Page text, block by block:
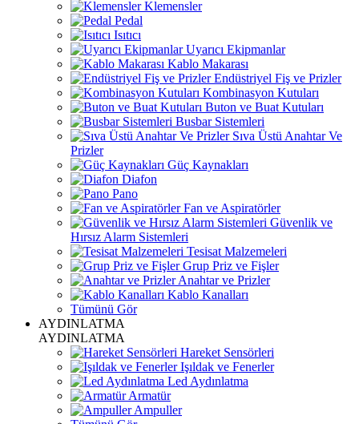
Klemensler
Pedal
Isıtıcı
Uyarıcı Ekipmanlar
Kablo Makarası
Endüstriyel Fiş ve Prizler
Kombinasyon Kutuları
Buton ve Buat Kutuları
Busbar Sistemleri
Sıva Üstü Anahtar Ve
Prizler
Güç Kaynakları
Diafon
Pano
Fan ve Aspiratörler
Güvenlik ve
Hırsız Alarm Sistemleri
Tesisat Malzemeleri
Grup Priz ve Fişler
Anahtar ve Prizler
Kablo Kanalları
Tümünü Gör
AYDINLATMA
AYDINLATMA
Hareket Sensörleri
Işıldak ve Fenerler
Led Aydınlatma
Armatür
Ampuller